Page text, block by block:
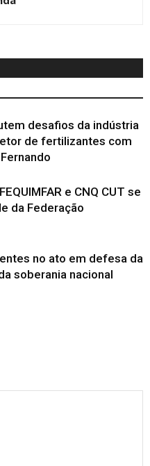
desafios da indústria
de fertilizantes com
e CNQ CUT se
da Federação
no ato em defesa da
soberania nacional